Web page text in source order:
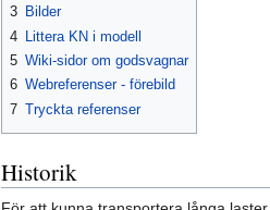
3 Bilder
4 Littera KN i modell
5 Wiki-sidor om godsvagnar
6 Webreferenser - förebild
7 Tryckta referenser
Historik